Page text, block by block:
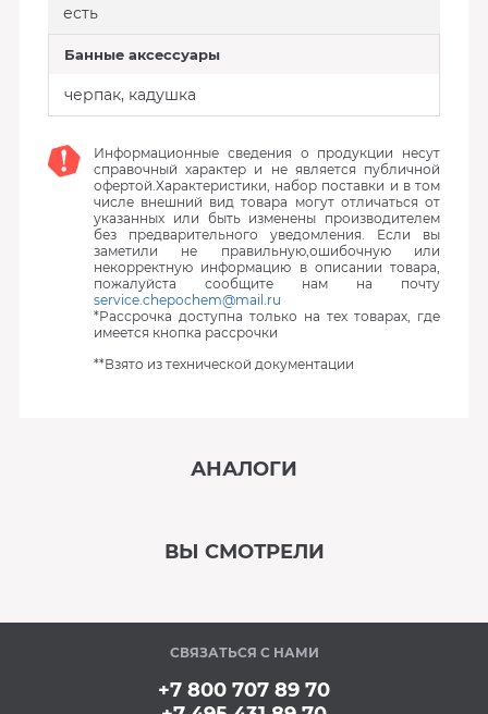
есть
Банные аксессуары
черпак, кадушка
Информационные сведения о продукции несут
справочный характер и не является публичной
офертой.Характеристики, набор поставки и в том
числе внешний вид товара могут отличаться от
указанных или быть изменены производителем
без предварительного уведомления. Если вы
заметили не правильную,ошибочную или
некорректную информацию в описании товара,
пожалуйста сообщите нам на почту
service.chepochem@mail.ru
*Рассрочка доступна только на тех товарах, где
имеется кнопка рассрочки
**Взято из технической документации
АНАЛОГИ
ВЫ СМОТРЕЛИ
Под заказ
СВЯЗАТЬСЯ С НАМИ
+7 800 707 89 70